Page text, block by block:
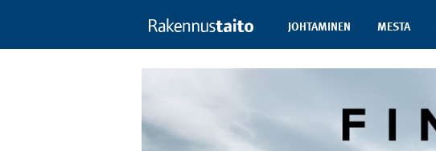
JOHTAMINEN MESTA